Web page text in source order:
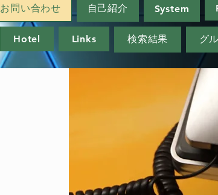
お問い合わせ 自己紹介 System
Hotel Links 検索結果 グ